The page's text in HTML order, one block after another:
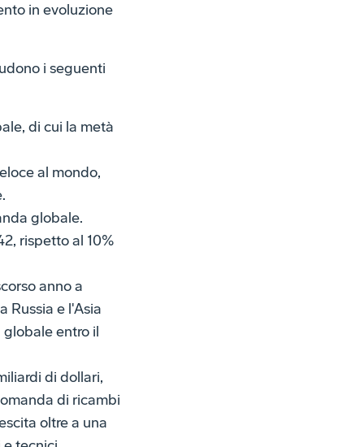
in evoluzione
i seguenti
di cui la metà
al mondo,
globale.
rispetto al 10%
anno a
Russia e l'Asia
entro il
di dollari,
di ricambi
oltre a una